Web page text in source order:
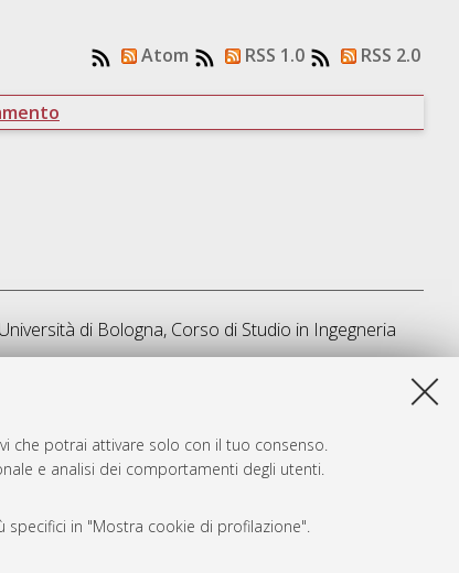
che potrai attivare solo con il tuo consenso.
e analisi dei comportamenti degli utenti.
specifici in "Mostra cookie di profilazione".
Atom RSS 1.0 RSS 2.0
di Bologna, Corso di Studio in Ingegneria
e' stata generata il Sat Aug 8 01:00:27 2026 CEST